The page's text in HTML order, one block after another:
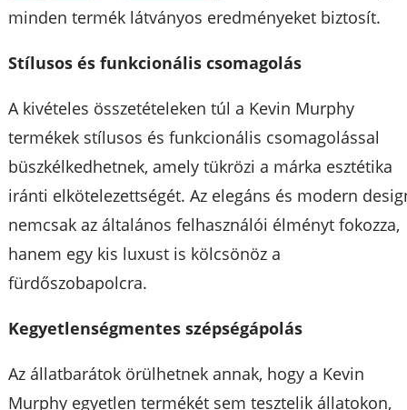
minden termék látványos eredményeket biztosít.
Stílusos és funkcionális csomagolás
A kivételes összetételeken túl a Kevin Murphy
termékek stílusos és funkcionális csomagolással
büszkélkedhetnek, amely tükrözi a márka esztétika
iránti elkötelezettségét. Az elegáns és modern
nemcsak az általános felhasználói élményt fokozza,
hanem egy kis luxust is kölcsönöz a
fürdőszobapolcra.
Kegyetlenségmentes szépségápolás
Az állatbarátok örülhetnek annak, hogy a Kevin
Murphy egyetlen termékét sem tesztelik állatokon,